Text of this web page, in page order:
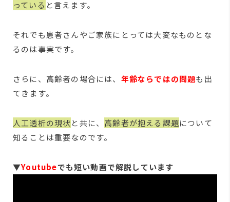
っている と言えます。
それでも患者さんやご家族にとっては大変なものとな
るのは事実です。
さらに、高齢者の場合には、 年齢ならではの問題も出
てきます。
人工透析の現状と共に、 高齢者が抱える課題について
知ることは重要なのです。
▼Youtubeでも短い動画で解説しています